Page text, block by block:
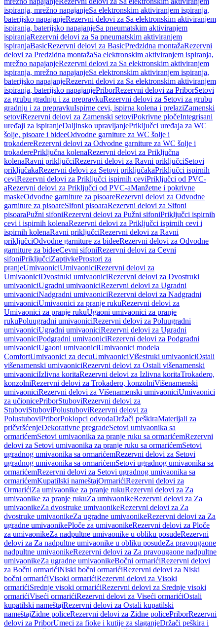
ispiranja, mrežno napajanjeSa elektronskim aktiviranjem ispiranja,
baterijsko napajanjeRezervni delovi za Sa elektronskim aktiviranjem
ispiranja, baterijsko napajanjeSa pneumatskim aktiviranjem
ispiranjaRezervni delovi za Sa pneumatskim aktiviranjem
ispiranjaBasicRezervni delovi za BasicPredzidna montažaRezervni
delovi za Predzidna montažaSa elektronskim aktiviranjem ispiranja,
mrežno napajanjeRezervni delovi za Sa elektronskim aktiviranjem
ispiranja, mrežno napajanjeSa elektronskim aktiviranjem ispiranja,
baterijsko napajanjeRezervni delovi za Sa elektronskim aktiviranjem
ispiranja, baterijsko napajanjePriborRezervni delovi za PriborSetovi
za grubu gradnju i za prepravkuRezervni delovi za Setovi za grubu
gradnju i za prepravkuIspirne cevi, ispirna kolena i prelaziZamenski
setoviRezervni delovi za Zamenski setoviPokrivne pločeIntegrisani
uređaji za ispiranjeDaljinsko upravljanjePriključci uređaja za WC
šolje, pisoare i bideeOdvodne garniture za WC šolje i
trokadereRezervni delovi za Odvodne garniture za WC šolje i
trokaderePriključna kolenaRezervni delovi za Priključna
kolenaRavni priključciRezervni delovi za Ravni priključciSetovi
priključakaRezervni delovi za Setovi priključakaPriključci ispirnih
ceviRezervni delovi za Priključci ispirnih ceviPriključci od PVC-
aRezervni delovi za Priključci od PVC-aManžetne i pokrivne
maskeOdvodne garniture za pisoareRezervni delovi za Odvodne
garniture za pisoareSifoni pisoaraRezervni delovi za Sifoni
pisoaraPužni sifoniRezervni delovi za Pužni sifoniPriključci ispirnih
cevi i ispirnih kolenaRezervni delovi za Priključci ispirnih cevi i
ispirnih kolenaRavni priključciRezervni delovi za Ravni
priključciOdvodne garniture za bideeRezervni delovi za Odvodne
garniture za bideeCevni sifoniRezervni delovi za Cevni
sifoniPriključciZaptivkeProstori za
pranjeUmivaoniciUmivaoniciRezervni delovi za
UmivaoniciDvostruki umivaoniciRezervni delovi za Dvostruki
umivaoniciUgradni umivaoniciRezervni delovi za Ugradni
umivaoniciNadgradni umivaoniciRezervni delovi za Nadgradni
umivaoniciUmivaonici za pranje rukuRezervni delovi za
Umivaonici za pranje rukuUgaoni umivaonici za pranje
rukuPoluugradni umivaoniciRezervni delovi za Poluugradni
umivaoniciUgradni umivaoniciRezervni delovi za Ugradni
umivaoniciPodgradni umivaoniciRezervni delovi za Podgradni
umivaoniciUgaoni umivaoniciUmivaonici modela
ComfortUmivaonici za decuUmivaoniciVišestruki umivaoniciOstali
višenamenski umivaoniciRezervni delovi za Ostali višenamenski
umivaoniciIzlivna koritaRezervni delovi za Izlivna koritaTrokadero,
konzolniRezervni delovi za Trokadero, konzolniVišenamenski
umivaoniciRezervni delovi za Višenamenski umivaoniciUmivaonici
za učionicePriborStuboviRezervni delovi za
StuboviStuboviPolustuboviRezervni delovi za
PolustuboviPriborPoklopci odvodaDržači peškiraMaterijali za
pričvršćenjeDekorativne pregradeSetovi umivaonika sa
ormarićemSetovi umivaonika za pranje ruku sa ormarićemRezervni
delovi za Setovi umivaonika za pranje ruku sa ormarićemSetovi
ugradnog umivaonika sa ormarićemRezervni delovi za Setovi
ugradnog umivaonika sa ormarićemSetovi ugradnog umivaonika sa
ormarićemRezervni delovi za Setovi ugradnog umivaonika sa
ormarićemKupatilski nameštajOrmarićiRezervni delovi za
OrmarićiZa umivaonike za pranje rukuRezervni delovi za Za
umivaonike za pranje rukuZa umivaonikeRezervni delovi za Za
umivaonikeZa dvostruke umivaonikeRezervni delovi za Za
dvostruke umivaonikeZa ugradne umivaonikeRezervni delovi za Za
ugradne umivaonikePloče za umivaonikeRezervni delovi za Ploče
za umivaonikeZa nadpultne umivaonike u obliku posudeRezervni
delovi za Za nadpultne umivaonike u obliku posudeZa pravougaone
nadpultne umivaonikeRezervni delovi za Za pravougaone nadpultne
umivaonikeZa ugradne umivaonikeBočni ormarićiRezervni delovi
za Bočni ormarićiNiski bočni ormarićiRezervni delovi za Niski
bočni ormarićiVisoki ormarićiRezervni delovi za Visoki
ormarićiSrednje visoki ormarićiRezervni delovi za Srednje visoki
ormarićiViseći ormarićiRezervni delovi za Viseći ormarićiOstali
kupatilski nameštajRezervni delovi za Ostali kupatilski
nameštajZidne policeRezervni delovi za Zidne policePriborRezervni
delovi za PriborUmeci za fioke i kutije za slaganjeDržači peškira i